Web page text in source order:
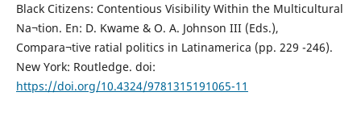
Black Citizens: Contentious Visibility Within the Multicultural
Na¬tion. En: D. Kwame & O. A. Johnson III (Eds.),
Compara¬tive ratial politics in Latinamerica (pp. 229 -246).
New York: Routledge. doi:
https://doi.org/10.4324/9781315191065-11